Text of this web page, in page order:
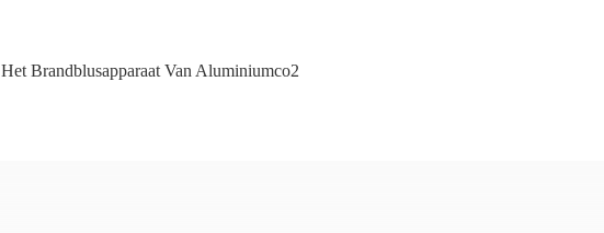
Het Brandblusapparaat Van Aluminiumco2